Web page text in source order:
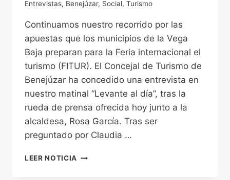
Entrevistas, Benejúzar, Social, Turismo
Continuamos nuestro recorrido por las
apuestas que los municipios de la Vega
Baja preparan para la Feria internacional el
turismo (FITUR). El Concejal de Turismo de
Benejúzar ha concedido una entrevista en
nuestro matinal “Levante al día”, tras la
rueda de prensa ofrecida hoy junto a la
alcaldesa, Rosa García. Tras ser
preguntado por Claudia …
LEER NOTICIA MANUEL